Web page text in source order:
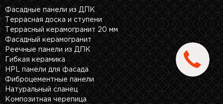
Фасадные панели из ДПК
Террасная доска и ступени
Террасный керамогранит 20 мм
Фасадный керамогранит
Реечные панели из ДПК
Гибкая керамика
HPL панели для фасада
Фиброцементные панели
Натуральный сланец
Композитная черепица